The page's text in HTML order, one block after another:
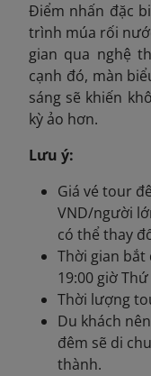
Điểm nhấn đặc
trình múa rối
gian qua nghệ
cạnh đó, màn
sáng sẽ khiến
kỳ ảo hơn.
Lưu ý:
Giá vé tour
VND/người
có thể thay
Thời gian bắt
19:00 giờ
Thời lượng
Du khách
đêm sẽ di
thành.